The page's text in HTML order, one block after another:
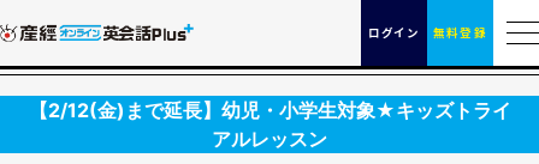
ログイン 無料登録
【2/12(金)まで延長】幼児・小学生対象★キッズトライ
アルレッスン